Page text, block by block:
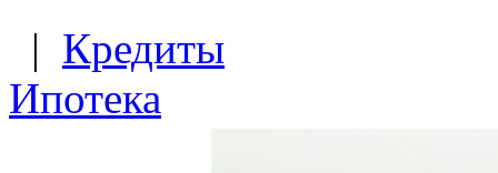
| Кредиты
Ипотека